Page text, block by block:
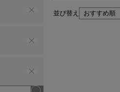
並び替え